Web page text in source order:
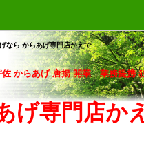
なら からあげ専門店かえで
からあげ 唐揚 開業 業務提携
げ専門店かえ